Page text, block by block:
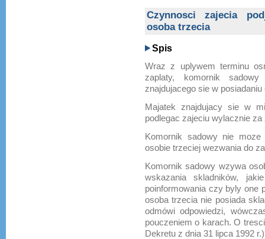
Czynnosci zajecia
osoba trzecia
Spis
Wraz z uplywem terminu
zaplaty, komornik
znajdujacego sie w
Majatek znajdujacy sie w
podlegac zajeciu wylacznie
Komornik sadowy nie
osobie trzeciej wezwania do
Komornik sadowy wzywa
wskazania skladników,
poinformowania czy byly one
osoba trzecia nie posiada
odmówi odpowiedzi,
pouczeniem o karach. O
Dekretu z dnia 31 lipca 1992